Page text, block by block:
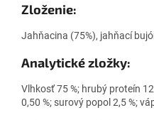
Zloženie:
Jahňacina (75%), jahňací
Analytické zložky:
Vlhkosť75 %; hrubý proteín
0,50 %; surový popol 2,5 %;